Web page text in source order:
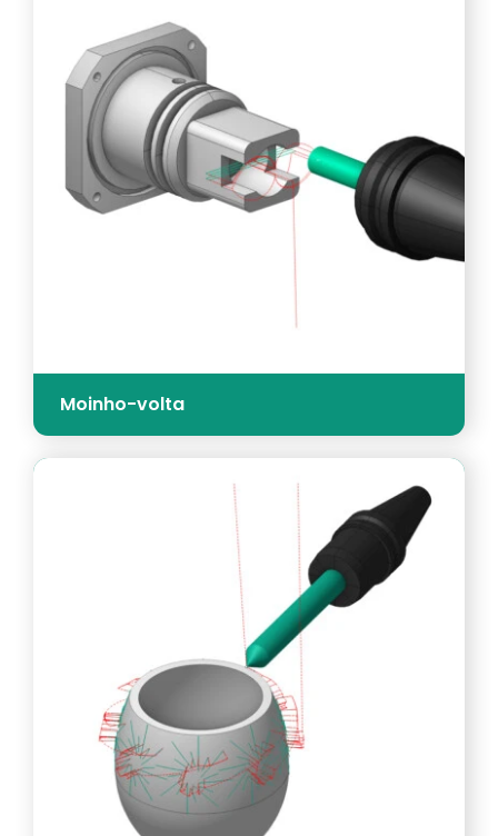
Moinho-volta